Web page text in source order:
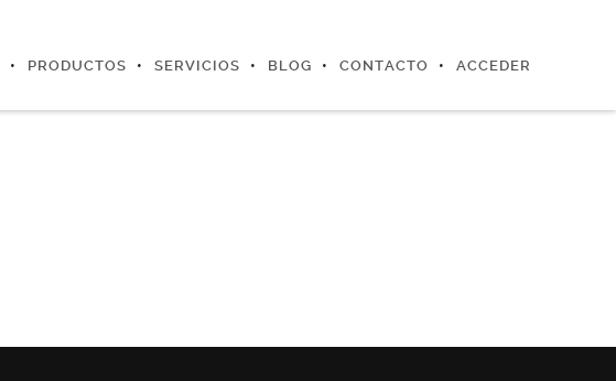
PRODUCTOS SERVICIOS BLOG CONTACTO ACCEDER